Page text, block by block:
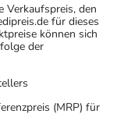
Verkaufspreis, den
für dieses
können sich
der
(MRP) für